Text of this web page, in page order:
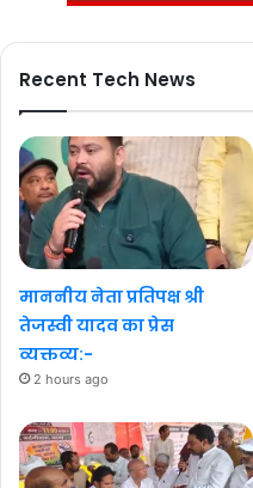
Recent Tech News
माननीय नेता प्रतिपक्ष श्री
तेजस्वी यादव का प्रेस
व्यक्तव्य:-
2 hours ago